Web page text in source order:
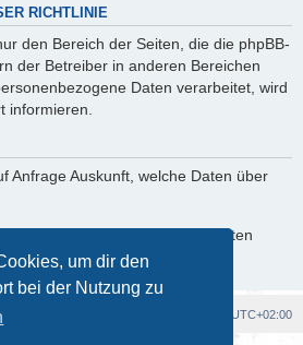
um dir den
bei der Nutzung zu
RICHTLINIE
den Bereich der Seiten, die die phpBB-
der Betreiber in anderen Bereichen
Daten verarbeitet, wird
informieren.
Anfrage Auskunft, welche Daten über
bzw. Sperrung deiner Daten
bitte den Betreiber.
UTC+02:00